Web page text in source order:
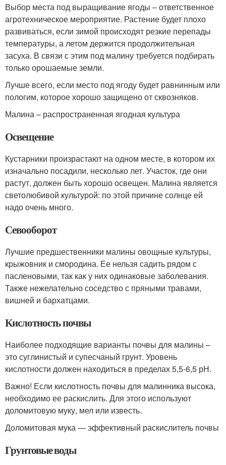
Выбор места под выращивание ягоды – ответственное
агротехническое мероприятие. Растение будет плохо
развиваться, если зимой происходят резкие перепады
температуры, а летом держится продолжительная
засуха. В связи с этим под малину требуется подбирать
только орошаемые земли.
Лучше всего, если место под ягоду будет равнинным или
пологим, которое хорошо защищено от сквозняков.
Малина – распространенная ягодная культура
Освещение
Кустарники произрастают на одном месте, в котором их
изначально посадили, несколько лет. Участок, где они
растут, должен быть хорошо освещен. Малина является
светолюбивой культурой: по этой причине солнце ей
надо очень много.
Севооборот
Лучшие предшественники малины овощные культуры,
крыжовник и смородина. Ее нельзя садить рядом с
пасленовыми, так как у них одинаковые заболевания.
Также нежелательно соседство с пряными травами,
вишней и бархатцами.
Кислотность почвы
Наиболее подходящие варианты почвы для малины –
это суглинистый и супесчаный грунт. Уровень
кислотности должен находиться в пределах 5,5-6,5 рН.
Важно! Если кислотность почвы для малинника высока,
необходимо ее раскислить. Для этого используют
доломитовую муку, мел или известь.
Доломитовая мука — эффективный раскислитель почвы
Грунтовые воды